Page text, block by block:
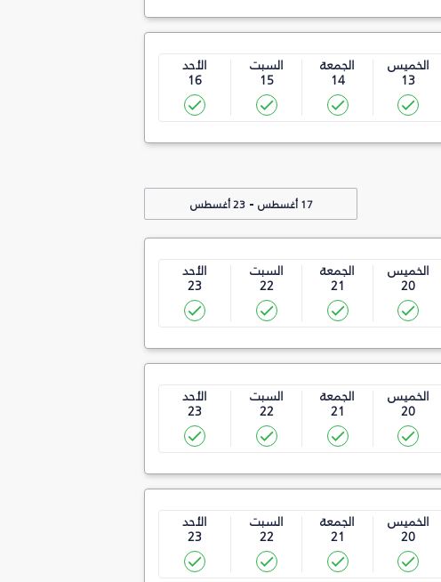
الخميس
13
الجمعة
14
السبت
15
الأحد
16
17 أغسطس -23 أغسطس
الخميس
20
الجمعة
21
السبت
22
الأحد
23
الخميس
20
الجمعة
21
السبت
22
الأحد
23
الخميس
20
الجمعة
21
السبت
22
الأحد
23